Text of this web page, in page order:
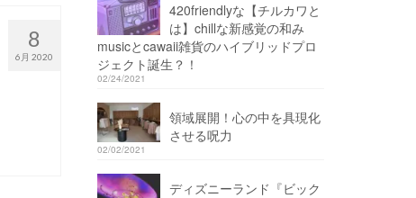
8
6月 2020
420friendlyな【チルカワと
は】chillな新感覚の和み
musicとcawaii雑貨のハイブリッドプロ
ジェクト誕生？！
02/24/2021
領域展開！心の中を具現化
させる呪力
02/02/2021
ディズニーランド『ビック